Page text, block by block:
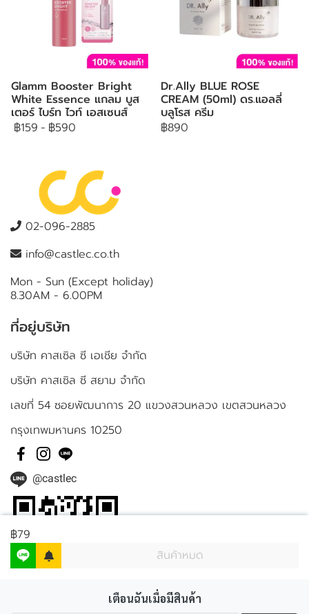
Glamm Booster Bright
White Essence แกลม บูส
เตอร์ ไบร์ท ไวท์ เอสเซนส์
฿159 - ฿590
Dr.Ally BLUE ROSE
CREAM (50ml) ดร.แอลลี่
บลูโรส ครีม
฿890
฿79
สินค้าหมด
เตือนฉันเมื่อมีสินค้า
02-096-2885
info@castlec.co.th
Mon - Sun (Except holiday)
8.30AM - 6.00PM
ที่อยู่บริษัท
บริษัท คาสเซิล ซี เอเชีย จำกัด
บริษัท คาสเซิล ซี สยาม จำกัด
เลขที่ 54 ซอยพัฒนาการ 20 แขวงสวนหลวง เขตสวนหลวง
กรุงเทพมหานคร 10250
@castlec